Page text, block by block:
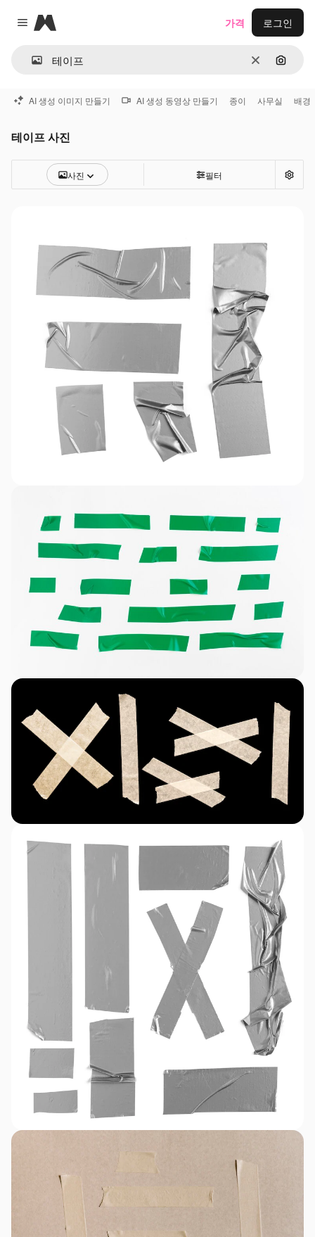
Close menu
Magnific
지우기이미지
가격 로그인
AI 생성 이미지 만들기 AI 생성 동영상 만들기 종이 사무실 배경
테이프 사진
사진 필터